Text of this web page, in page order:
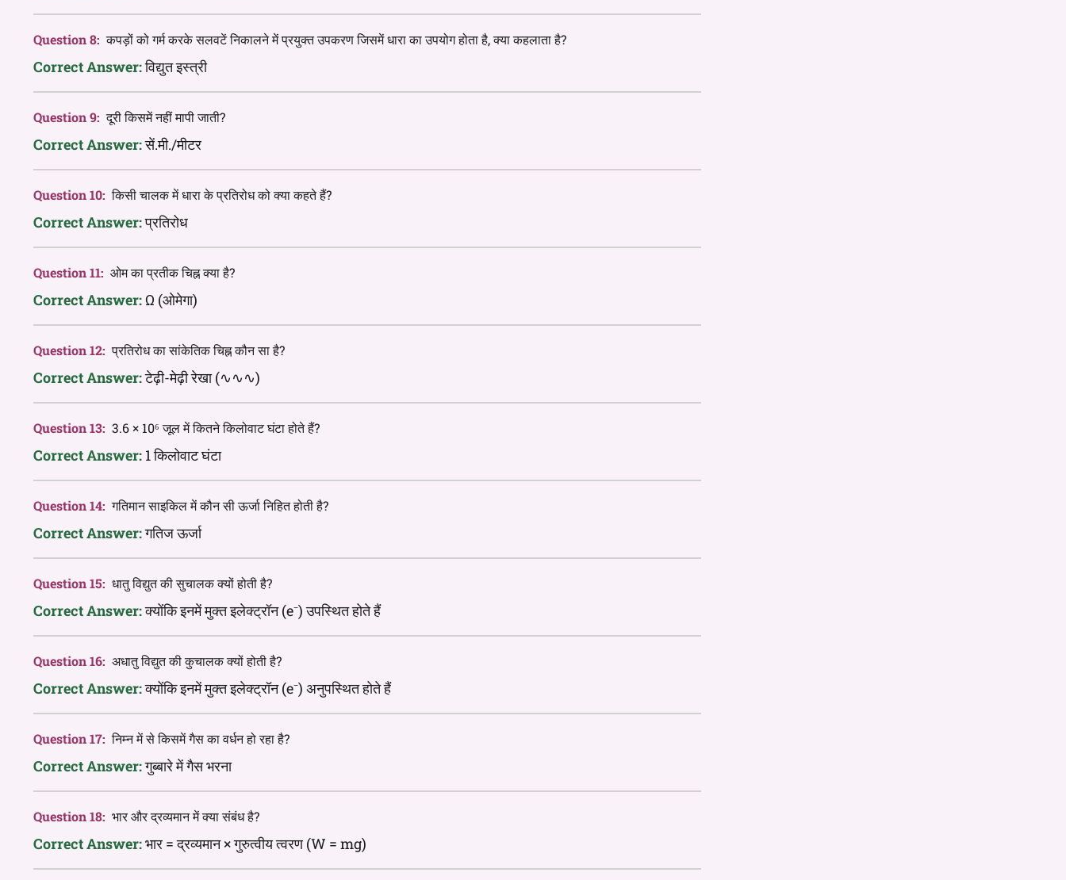
Question 8: कपड़ों को गर्म करके सलवटें निकालने में प्रयुक्त उपकरण जिसमें धारा का उपयोग होता है, क्या कहलाता है?
Correct Answer:विद्युत इस्त्री
Question 9: दूरी किसमें नहीं मापी जाती?
Correct Answer:सें.मी./मीटर
Question 10: किसी चालक में धारा के प्रतिरोध को क्या कहते हैं?
Correct Answer:प्रतिरोध
Question 11: ओम का प्रतीक चिह्न क्या है?
Correct Answer:Ω (ओमेगा)
Question 12: प्रतिरोध का सांकेतिक चिह्न कौन सा है?
Correct Answer:टेढ़ी-मेढ़ी रेखा (∿∿∿)
Question 13: 3.6 × 10⁶ जूल में कितने किलोवाट घंटा होते हैं?
Correct Answer: 1 किलोवाट घंटा
Question 14: गतिमान साइकिल में कौन सी ऊर्जा निहित होती है?
Correct Answer:गतिज ऊर्जा
Question 15: धातु विद्युत की सुचालक क्यों होती है?
Correct Answer:क्योंकि इनमें मुक्त इलेक्ट्रॉन (e⁻) उपस्थित होते हैं
Question 16: अधातु विद्युत की कुचालक क्यों होती है?
Correct Answer:क्योंकि इनमें मुक्त इलेक्ट्रॉन (e⁻) अनुपस्थित होते हैं
Question 17: निम्न में से किसमें गैस का वर्धन हो रहा है?
Correct Answer:गुब्बारे में गैस भरना
Question 18: भार और द्रव्यमान में क्या संबंध है?
Correct Answer:भार = द्रव्यमान × गुरुत्वीय त्वरण (W = mg)